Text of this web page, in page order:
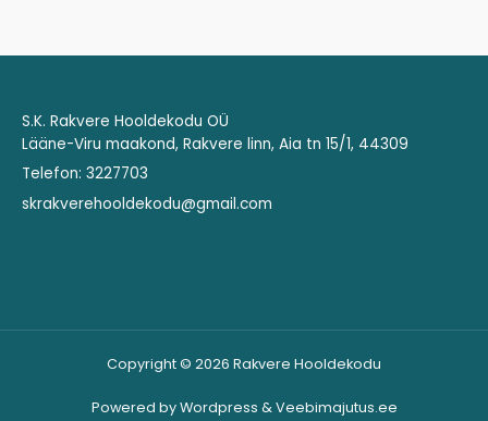
S.K. Rakvere Hooldekodu OÜ
Lääne-Viru maakond, Rakvere linn, Aia tn 15/1, 44309
Telefon: 3227703
skrakverehooldekodu@gmail.com
Copyright © 2026 Rakvere Hooldekodu
Powered by Wordpress & Veebimajutus.ee